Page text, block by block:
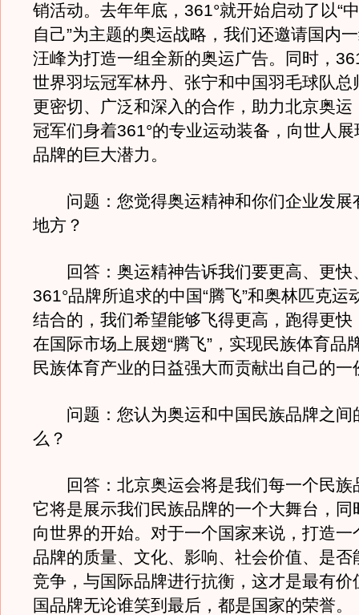
销活动。去年年底，361°就开始启动了以“
自己”为主题的奥运战略，我们还邀请国内
汪峰为打造一组全新的奥运广告。同时，
世界羽坛冠军林丹、张宁和中国羽毛球队总
更密切、广泛和深入的合作，助力北京奥运
冠军们身着361°的专业运动装备，向世人
品牌的巨大潜力。
问题：您觉得奥运精神和你们企业发展
地方？
回答：奥运精神告诉我们要更高、更快
361°品牌所追求的中国“腾飞”和奥林匹克运
结合的，我们希望能够飞得更高，跑得更快
在国际市场上展翅“腾飞”，实现民族体育品
民族体育产业的日益强大而贡献出自己的一
问题：您认为奥运和中国民族品牌之间
么？
回答：北京奥运会将是我们每一个民族
它将是展示我们民族品牌的一个大舞台，同
向世界的开始。对于一个国家来说，打造一
品牌的质量、文化、影响、社会价值、是否
竞争，与国际品牌进行抗衡，这才是最有价
国品牌无论谁笑到最后，都是国家的荣誉。